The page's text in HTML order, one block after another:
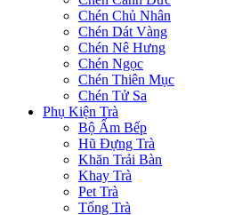
Chén Chủ Nhân
Chén Dát Vàng
Chén Nê Hưng
Chén Ngọc
Chén Thiên Mục
Chén Tử Sa
Phụ Kiện Trà
Bộ Ấm Bếp
Hũ Đựng Trà
Khăn Trải Bàn
Khay Trà
Pet Trà
Tống Trà